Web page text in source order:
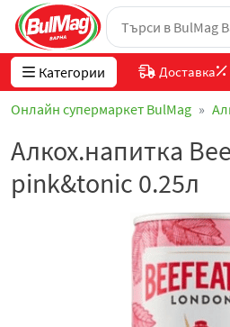
Категории Доставка
Онлайн супермаркет BulMag
Алкох.напитка
pink&tonic 0.25л